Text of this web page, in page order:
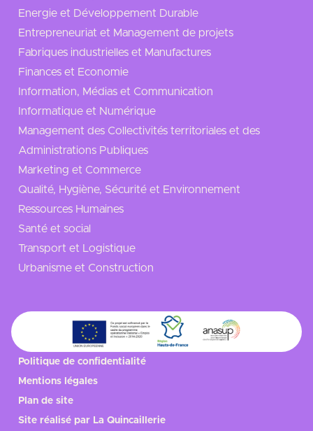
Energie et Développement Durable
Entrepreneuriat et Management de projets
Fabriques industrielles et Manufactures
Finances et Economie
Information, Médias et Communication
Informatique et Numérique
Management des Collectivités territoriales et des
Administrations Publiques
Marketing et Commerce
Qualité, Hygiène, Sécurité et Environnement
Ressources Humaines
Santé et social
Transport et Logistique
Urbanisme et Construction
Politique de confidentialité
Mentions légales
Plan de site
Site réalisé par La Quincaillerie